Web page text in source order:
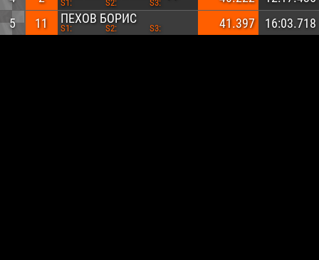
S1: S2: S3:
5
11 ПЕХОВ БОРИС
S1: S2: S3: 41.397 16:03.718